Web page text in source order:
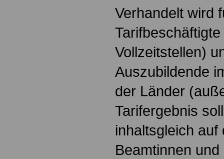
Verhandelt wird
Vollzeitstellen)
Auszubildende
der Länder
Tarifergebnis
inhaltsgleich auf
Beamtinnen